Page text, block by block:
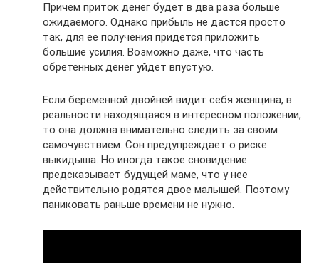
Причем приток денег будет в два раза больше
ожидаемого. Однако прибыль не дастся просто
так, для ее получения придется приложить
большие усилия. Возможно даже, что часть
обретенных денег уйдет впустую.
Если беременной двойней видит себя женщина, в
реальности находящаяся в интересном положении,
то она должна внимательно следить за своим
самочувствием. Сон предупреждает о риске
выкидыша. Но иногда такое сновидение
предсказывает будущей маме, что у нее
действительно родятся двое малышей. Поэтому
паниковать раньше времени не нужно.